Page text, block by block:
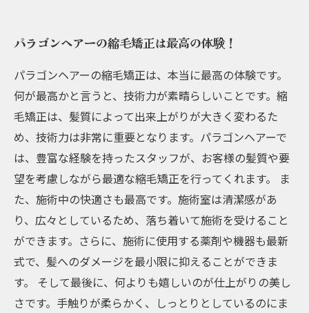
パラゴンヘアーの縮毛矯正は最高の体験！
パラゴンヘアーの縮毛矯正は、本当に最高の体験です。
何が最高かと言うと、技術力が素晴らしいことです。縮
毛矯正は、髪質によって出来上がりが大きく変わるた
め、技術力は非常に重要となります。パラゴンヘアーで
は、豊富な経験を持ったスタッフが、お客様の髪質や要
望を考慮しながら最適な縮毛矯正を行ってくれます。 ま
た、施術中の快適さも最高です。施術室は清潔感があ
り、広々としているため、落ち着いて施術を受けること
ができます。さらに、施術に使用する薬剤や機器も最新
式で、髪へのダメージを最小限に抑えることができま
す。 そして最後に、何よりも嬉しいのが仕上がりの美し
さです。手触りが柔らかく、しっとりとしているのにま